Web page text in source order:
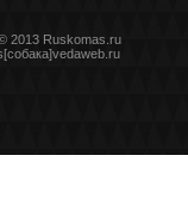
2013 Ruskomas.ru